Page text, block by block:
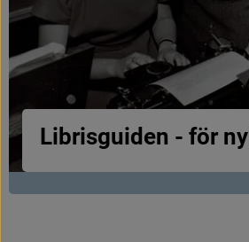
Librisguid en - för ny